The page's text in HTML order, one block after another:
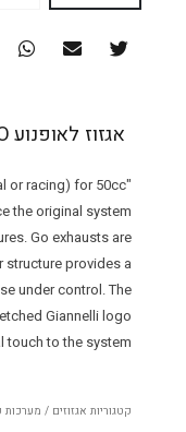
אגזוז לאופנוע BUXY Peugeot 1996 / 2001 GO
or racing) for 50cc
the original system
Go exhausts are
structure provides a
under control. The
Giannelli logo
touch to the system.
קטגוריות אגזוזים / מערכות